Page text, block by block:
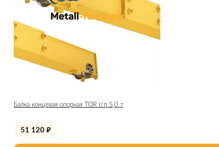
Балка концевая опорная TOR г/п 5,0 т
51 120 ₽